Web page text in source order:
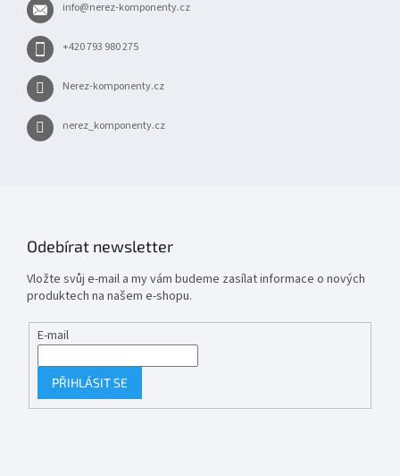
info@nerez-komponenty.cz
+420 793 980 275
Nerez-komponenty.cz
nerez_komponenty.cz
Odebírat newsletter
Vložte svůj e-mail a my vám budeme zasílat informace o nových
produktech na našem e-shopu.
E-mail
PŘIHLÁSIT SE